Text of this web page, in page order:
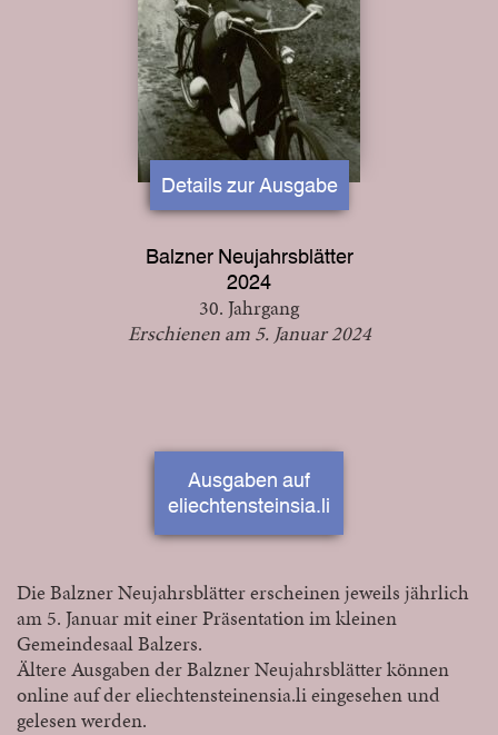
Details zur Ausgabe
Balzner Neujahrsblätter
2024
30. Jahrgang
Erschienen am 5. Januar 2024
Ausgaben auf
eliechtensteinsia.li
Die Balzner Neujahrsblätter erscheinen jeweils jährlich
am 5. Januar mit einer Präsentation im kleinen
Gemeindesaal Balzers.
Ältere Ausgaben der Balzner Neujahrsblätter können
online auf der eliechtensteinensia.li eingesehen und
gelesen werden.